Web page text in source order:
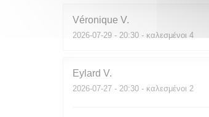
Véronique V
2026-07-29 - 20:30 - καλεσμένοι 4
Eylard V
2026-07-27 - 20:30 - καλεσμένοι 2